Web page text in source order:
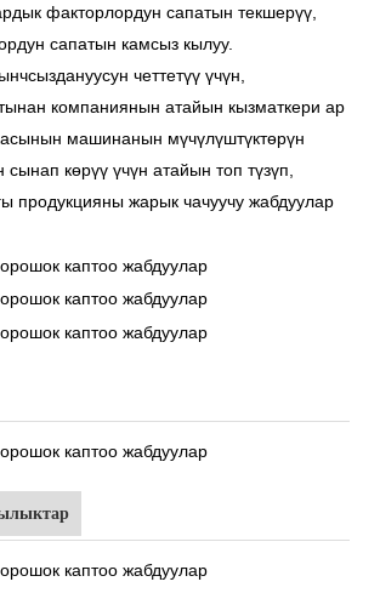
факторлордун сапатын текшерүү,
сапатын камсыз кылуу.
четтетүү үчүн,
компаниянын атайын кызматкери ар
машинанын мүчүлүштүктөрүн
көрүү үчүн атайын топ түзүп,
продукцияны жарык чачуучу жабдуулар